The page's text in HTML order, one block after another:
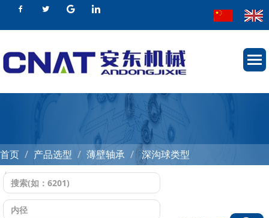
首页 产品选型 薄壁轴承
深沟球类型
微型薄壁深沟球轴承 16000系列